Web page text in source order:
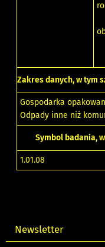
Zakres danych, w tym
Gospodarka
Odpady inne niż
Symbol badania,
1.01.08
Newsletter